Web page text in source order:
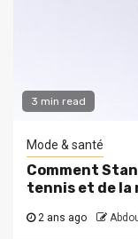
3 min read
Mode & santé
Comment
tennis et de la
2 ans ago